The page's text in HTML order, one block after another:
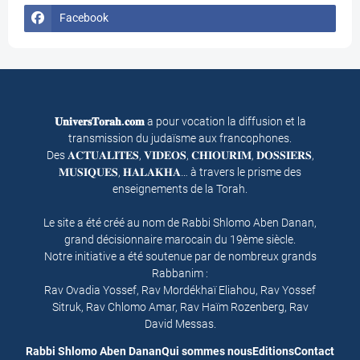
Facebook
𝐔𝐧𝐢𝐯𝐞𝐫𝐬𝐓𝐨𝐫𝐚𝐡.𝐜𝐨𝐦a pour vocation la diffusion et la
transmission du judaïsme aux francophones.
Des 𝐀𝐂𝐓𝐔𝐀𝐋𝐈𝐓𝐄𝐒, 𝐕𝐈𝐃𝐄𝐎𝐒, 𝐂𝐇𝐈𝐎𝐔𝐑𝐈𝐌, 𝐃𝐎𝐒𝐒𝐈𝐄𝐑𝐒,
𝐌𝐔𝐒𝐈𝐐𝐔𝐄𝐒, 𝐇𝐀𝐋𝐀𝐊𝐇𝐀… à travers le prisme des
enseignements de la Torah.
Le site a été créé au nom de Rabbi Shlomo Aben Danan,
grand décisionnaire marocain du 19ème siècle.
Notre initiative a été soutenue par de nombreux grands
Rabbanim :
Rav Ovadia Yossef, Rav Mordékhaï Eliahou, Rav Yossef
Sitruk, Rav Chlomo Amar, Rav Haïm Rozenberg, Rav
David Messas.
Rabbi Shlomo Aben DananQui sommes nousEditionsContact